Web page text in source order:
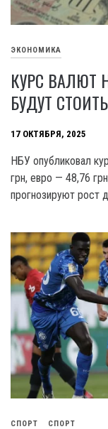
ЭКОНОМИКА
КУРС ВАЛЮТ
БУДУТ
17 ОКТЯБРЯ, 2025
НБУ опубликовал
грн, евро — 48,76
прогнозируют рост
СПОРТ СПОРТ